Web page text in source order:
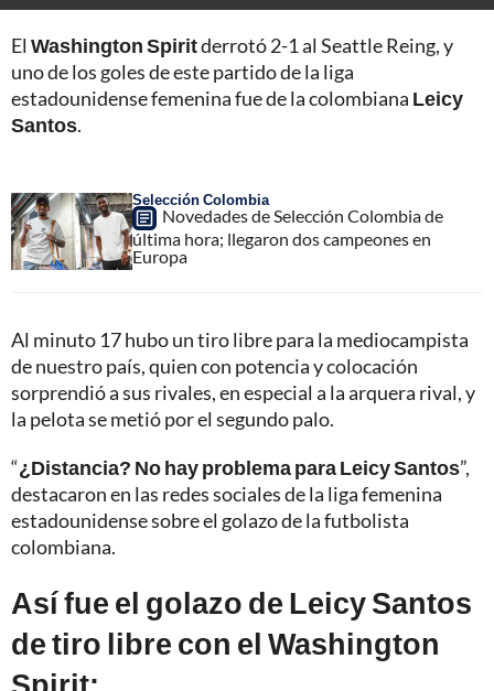
El Washington Spiritderrotó 2-1 al Seattle Reing, y
uno de los goles de este partido de la liga
estadounidense femenina fue de la colombiana Leicy
Santos.
Selección Colombia
Novedades de Selección Colombia de
última hora; llegaron dos campeones en
Europa
Al minuto 17 hubo un tiro libre para la mediocampista
de nuestro país, quien con potencia y colocación
sorprendió a sus rivales, en especial a la arquera rival, y
la pelota se metió por el segundo palo.
“¿Distancia? No hay problema para Leicy Santos”,
destacaron en las redes sociales de la liga femenina
estadounidense sobre el golazo de la futbolista
colombiana.
Así fue el golazo de Leicy Santos
de tiro libre con el Washington